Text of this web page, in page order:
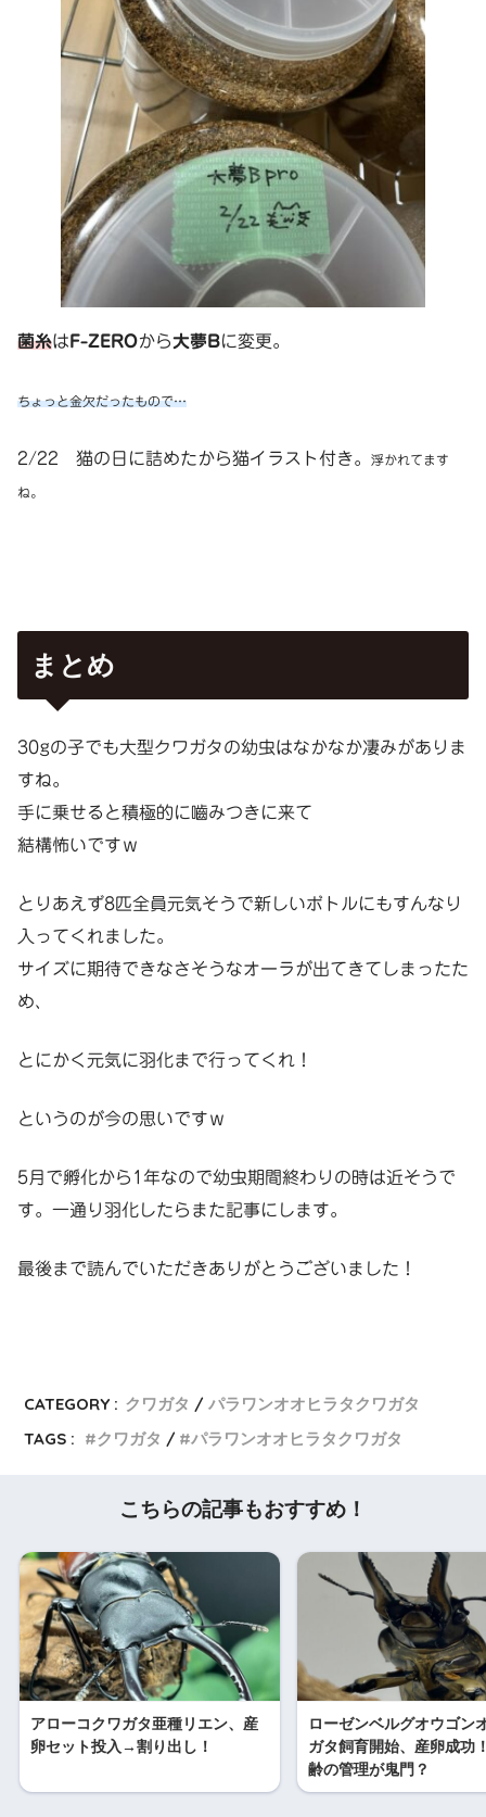
菌糸はF-ZEROから大夢Bに変更。
ちょっと金欠だったもので…
2/22 猫の日に詰めたから猫イラスト付き。 浮かれてます
ね。
まとめ
30gの子でも大型クワガタの幼虫はなかなか凄みがありま
すね。
手に乗せると積極的に嚙みつきに来て
結構怖いですｗ
とりあえず8匹全員元気そうで新しいボトルにもすんなり
入ってくれました。
サイズに期待できなさそうなオーラが出てきてしまったた
め、
とにかく元気に羽化まで行ってくれ！
というのが今の思いですｗ
5月で孵化から1年なので幼虫期間終わりの時は近そうで
す。一通り羽化したらまた記事にします。
最後まで読んでいただきありがとうございました！
CATEGORY : クワガタ
パラワンオオヒラタクワガタ
TAGS :
クワガタ パラワンオオヒラタクワガタ
こちらの記事もおすすめ！
アローコクワガタ亜種リエン、産
卵セット投入→割り出し！
ローゼンベルグオウゴン
ガタ飼育開始、産卵成功
齢の管理が鬼門？